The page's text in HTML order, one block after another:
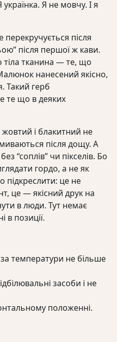
Я не мовчу. І я
після
після першої ж кави.
тіла тканина — те, що
нанесений якісно,
Такий герб
те що в деяких
жовтий і блакитний не
після дощу. А
“соплів” чи пікселів. Бо
гордо, а не як
підкреслити: це не
це — якісний друк на
в люди. Тут немає
в позиції.
температури не більше
засоби і не
положенні.